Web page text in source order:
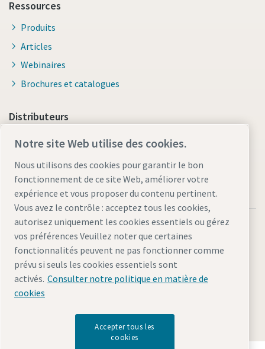
Ressources
Produits
Articles
Webinaires
Brochures et catalogues
Distributeurs
Lien vers Shop Online
Mentions légales et politique de confidentialité
Gérer les cookies
© 2026 Atlas Copco AB
Notre site Web utilise des cookies.
Nous utilisons des cookies pour garantir le bon
fonctionnement de ce site Web, améliorer votre
expérience et vous proposer du contenu pertinent.
Vous avez le contrôle : acceptez tous les cookies,
autorisez uniquement les cookies essentiels ou gérez
vos préférences Veuillez noter que certaines
fonctionnalités peuvent ne pas fonctionner comme
prévu si seuls les cookies essentiels sont
activés. Consulter notre politique en matière de
cookies
Accepter tous les
cookies